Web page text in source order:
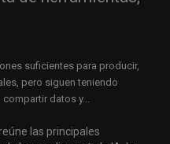
suficientes para producir,
pero siguen teniendo
datos y...
las principales